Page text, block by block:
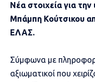
Νέα στοιχεία για
Μπάμπη Κούτσικου
ΕΛΑΣ.
Σύμφωνα με
αξιωματικοί που